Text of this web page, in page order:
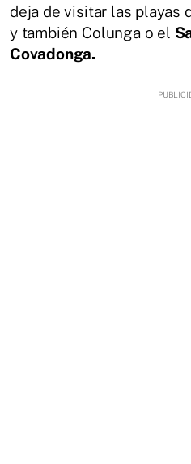
deja de visitar las playas
y también Colunga o el
Covadonga.